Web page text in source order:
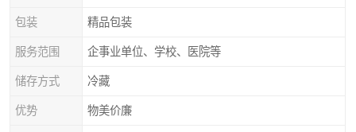
包装 精品包装
服务范围 企事业单位、学校、医院等
储存方式 冷藏
优势 物美价廉